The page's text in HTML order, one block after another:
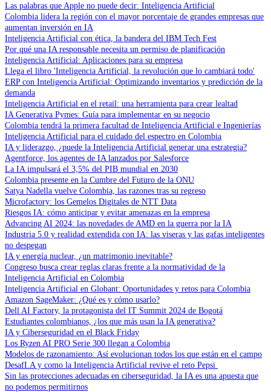
Las palabras que Apple no puede decir: Inteligencia Artificial
Colombia lidera la región con el mayor porcentaje de grandes empresas que
aumentan inversión en IA
Inteligencia Artificial con ética, la bandera del IBM Tech Fest
Por qué una IA responsable necesita un permiso de planificación
Inteligencia Artificial: Aplicaciones para su empresa
Llega el libro 'Inteligencia Artificial, la revolución que lo cambiará todo'
ERP con Inteligencia Artificial: Optimizando inventarios y predicción de la
demanda
Inteligencia Artificial en el retail: una herramienta para crear lealtad
IA Generativa Pymes: Guía para implementar en su negocio
Colombia tendrá la primera facultad de Inteligencia Artificial e Ingenierías
Inteligencia Artificial para el cuidado del espectro en Colombia
IA y liderazgo, ¿puede la Inteligencia Artificial generar una estrategia?
Agentforce, los agentes de IA lanzados por Salesforce
La IA impulsará el 3,5% del PIB mundial en 2030
Colombia presente en la Cumbre del Futuro de la ONU
Satya Nadella vuelve Colombia, las razones tras su regreso
Microfactory: los Gemelos Digitales de NTT Data
Riesgos IA: cómo anticipar y evitar amenazas en la empresa
Advancing AI 2024: las novedades de AMD en la guerra por la IA
Industria 5.0 y realidad extendida con IA: las viseras y las gafas inteligentes
no despegan
IA y energía nuclear, ¿un matrimonio inevitable?
Congreso busca crear reglas claras frente a la normatividad de la
Inteligencia Artificial en Colombia
Inteligencia Artificial en Globant: Oportunidades y retos para Colombia
Amazon SageMaker: ¿Qué es y cómo usarlo?
Dell AI Factory, la protagonista del IT Summit 2024 de Bogotá
Estudiantes colombianos, ¿los que más usan la IA generativa?
IA y Ciberseguridad en el Black Friday
Los Ryzen AI PRO Serie 300 llegan a Colombia
Modelos de razonamiento: Así evolucionan todos los que están en el campo
DesafI.A y como la Inteligencia Artificial revive el reto Pepsi
Sin las protecciones adecuadas en ciberseguridad, la IA es una apuesta que
no podemos permitirnos